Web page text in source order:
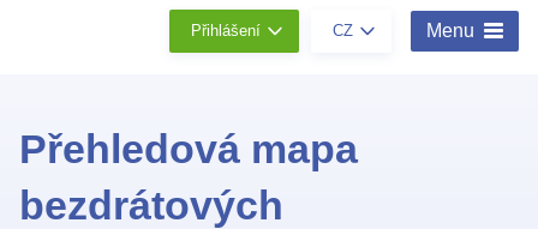
Přihlášení CZ Menu
Přehledová mapa
bezdrátových